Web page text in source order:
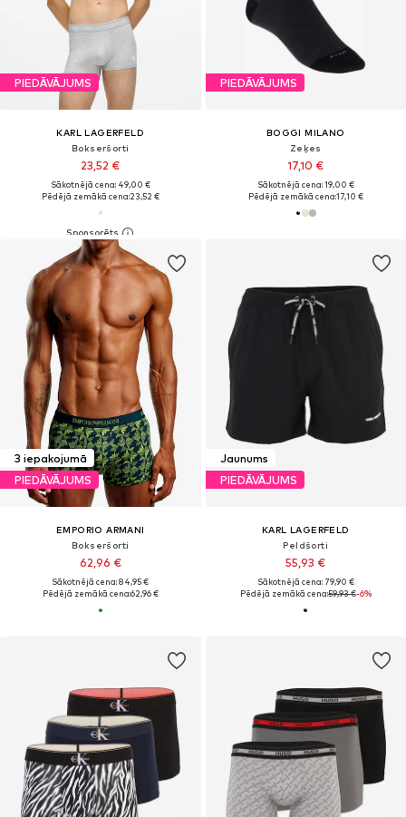
PIEDĀVĀJUMS
KARL LAGERFELD
Bokseršorti
23,52 €
Sākotnējā cena: 49,00 €
Pēdējā zemākā cena:23,52 €
PIEDĀVĀJUMS
BOGGI MILANO
Zeķes
17,10 €
Sākotnējā cena: 19,00 €
Pēdējā zemākā cena:17,10 €
3 iepakojumā
PIEDĀVĀJUMS
EMPORIO ARMANI
Bokseršorti
62,96 €
Sākotnējā cena: 84,95 €
Pēdējā zemākā cena:62,96 €
Jaunums
PIEDĀVĀJUMS
KARL LAGERFELD
Peldšorti
55,93 €
Sākotnējā cena: 79,90 €
Pēdējā zemākā cena:59,93 €-6%